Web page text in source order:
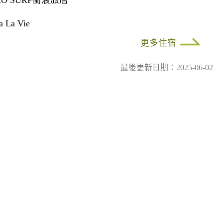
La Vie
更多住宿
最後更新日期：2025-06-02